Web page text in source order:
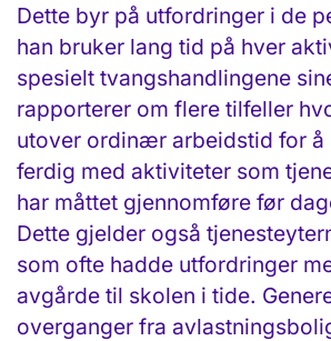
Dette byr på utfordringer i de
han bruker lang tid på hver
spesielt tvangshandlingene
rapporterer om flere tilfeller
utover ordinær arbeidstid for å
ferdig med aktiviteter som
har måttet gjennomføre før
Dette gjelder også
som ofte hadde utfordringer
avgårde til skolen i tide.
overganger fra